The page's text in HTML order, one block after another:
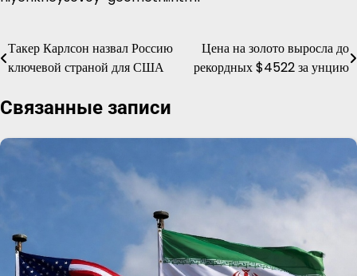
Навигация
записям
Такер Карлсон назвал Россию
ключевой страной для США
Цена на золото выросла до
рекордных $4522 за унцию
Связанные записи